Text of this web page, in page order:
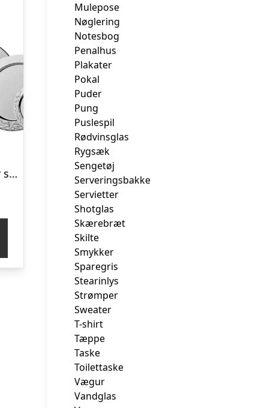
Pokal fad laurbær sølvfarvet
Mulepose
Nøglering
Notesbog
Penalhus
Plakater
Pokal
Puder
Pung
Puslespil
Rødvinsglas
Rygsæk
Sengetøj
Serveringsbakke
Servietter
Shotglas
Skærebræt
Skilte
Smykker
Sparegris
Stearinlys
Strømper
Sweater
T-shirt
Tæppe
Taske
Toilettaske
Vægur
Vandglas